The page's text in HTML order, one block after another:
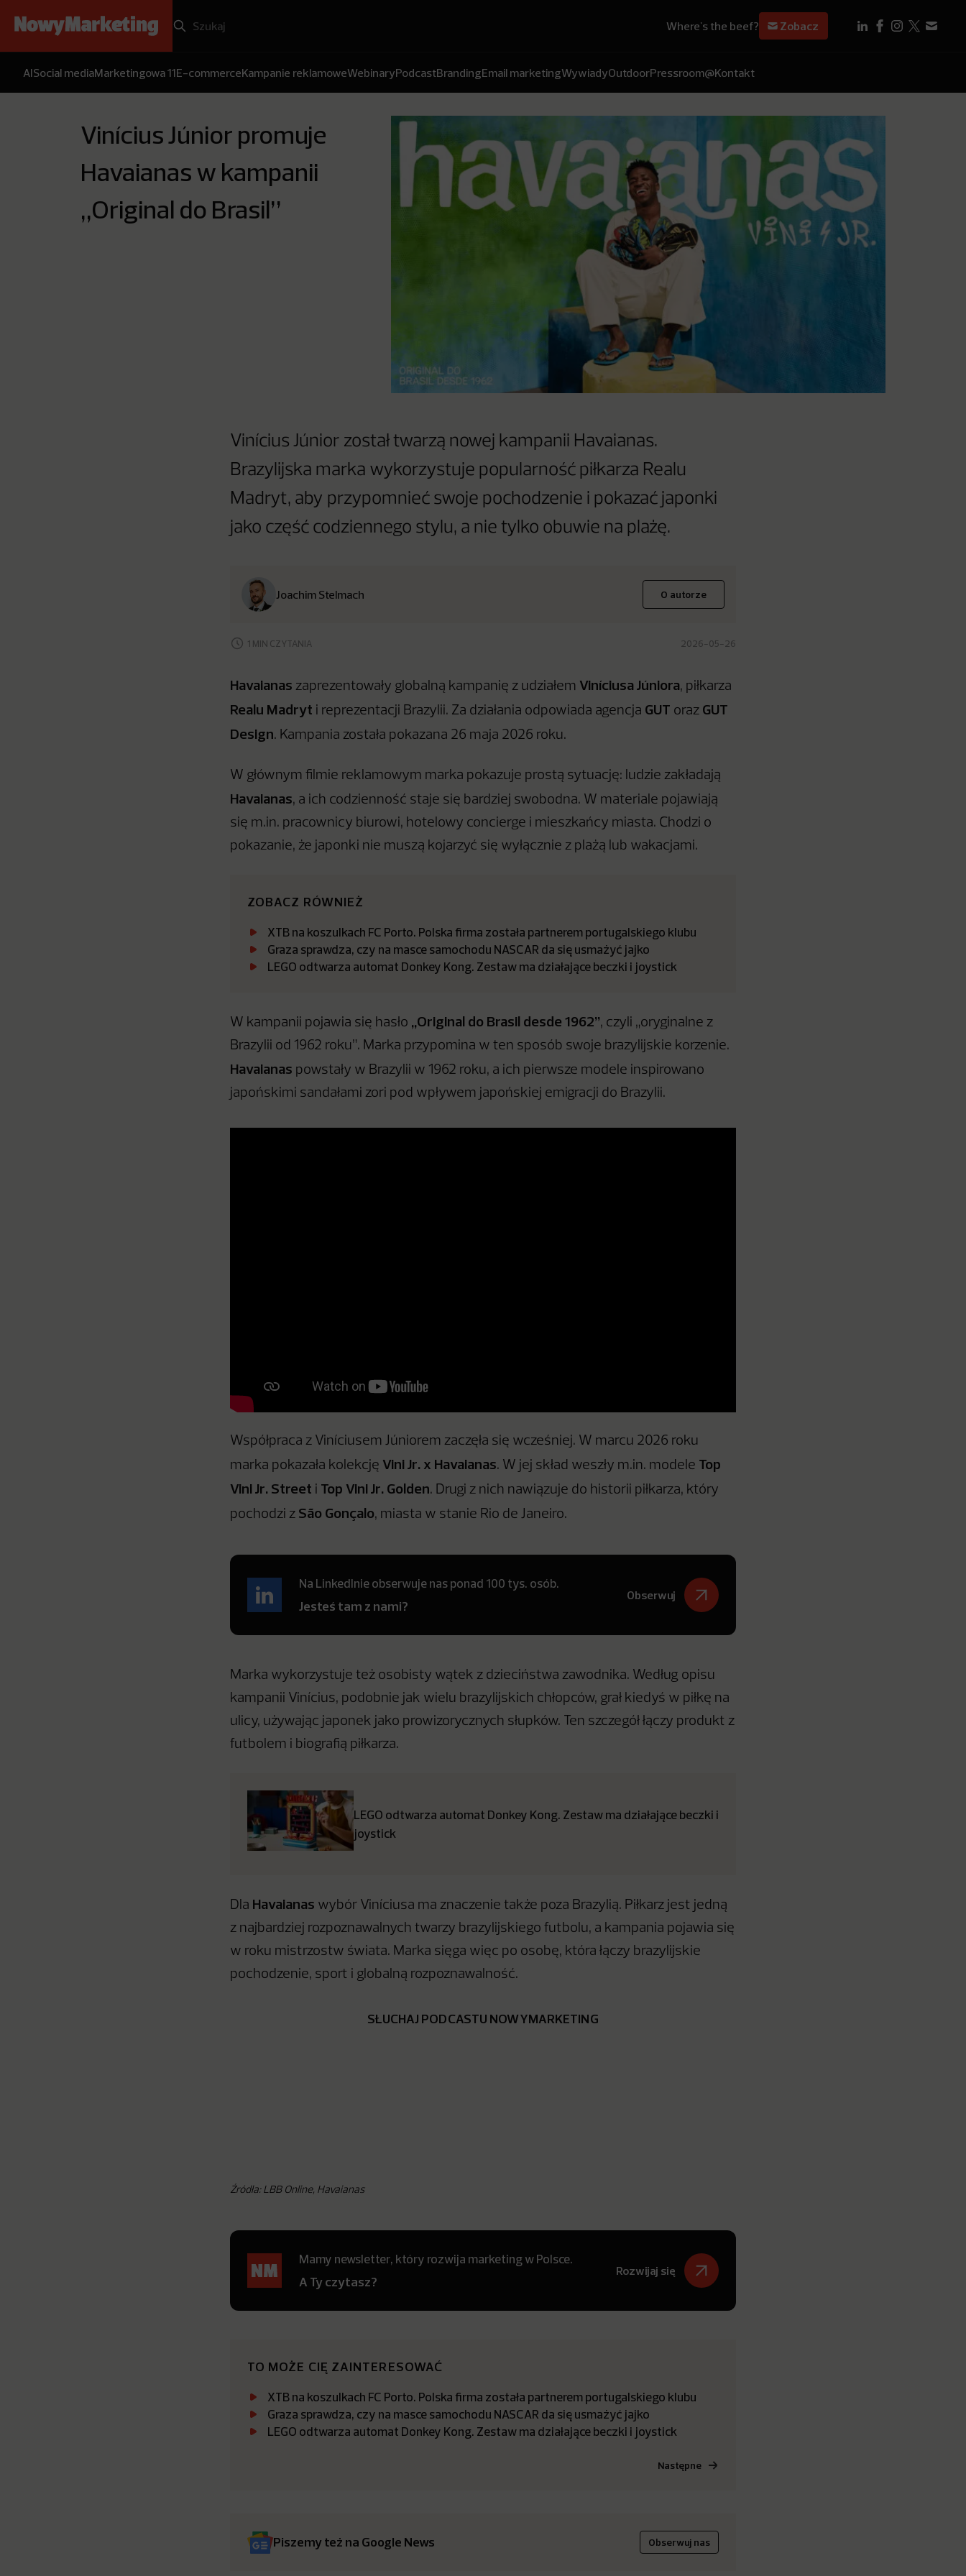
Where's the beef? Zobacz
AISocial mediaMarketingowa 11E-commerceKampanie reklamoweWebinaryPodcastBrandingEmail marketingWywiadyOutdoorPressroom@Kontakt
Vinícius Júnior promuje
Havaianas w kampanii
„Original do Brasil”
Vinícius Júnior został twarzą nowej kampanii Havaianas.
Brazylijska marka wykorzystuje popularność piłkarza Realu
Madryt, aby przypomnieć swoje pochodzenie i pokazać japonki
jako część codziennego stylu, a nie tylko obuwie na plażę.
Joachim Stelmach O autorze
1 MIN CZYTANIA 2026-05-26
Havaianas zaprezentowały globalną kampanię z udziałem Viníciusa Júniora, piłkarza
Realu Madryt i reprezentacji Brazylii. Za działania odpowiada agencja GUT oraz GUT
Design. Kampania została pokazana 26 maja 2026 roku.
W głównym filmie reklamowym marka pokazuje prostą sytuację: ludzie zakładają
Havaianas, a ich codzienność staje się bardziej swobodna. W materiale pojawiają
się m.in. pracownicy biurowi, hotelowy concierge i mieszkańcy miasta. Chodzi o
pokazanie, że japonki nie muszą kojarzyć się wyłącznie z plażą lub wakacjami.
ZOBACZ RÓWNIEŻ
XTB na koszulkach FC Porto. Polska firma została partnerem portugalskiego klubu
Graza sprawdza, czy na masce samochodu NASCAR da się usmażyć jajko
LEGO odtwarza automat Donkey Kong. Zestaw ma działające beczki i joystick
W kampanii pojawia się hasło „Original do Brasil desde 1962”, czyli „oryginalne z
Brazylii od 1962 roku”. Marka przypomina w ten sposób swoje brazylijskie korzenie.
Havaianas powstały w Brazylii w 1962 roku, a ich pierwsze modele inspirowano
japońskimi sandałami zori pod wpływem japońskiej emigracji do Brazylii.
Współpraca z Viníciusem Júniorem zaczęła się wcześniej. W marcu 2026 roku
marka pokazała kolekcję Vini Jr. x Havaianas. W jej skład weszły m.in. modele Top
Vini Jr. Street i Top Vini Jr. Golden. Drugi z nich nawiązuje do historii piłkarza, który
pochodzi z São Gonçalo, miasta w stanie Rio de Janeiro.
Na LinkedInie obserwuje nas ponad 100 tys. osób.
Jesteś tam z nami?
Obserwuj
Marka wykorzystuje też osobisty wątek z dzieciństwa zawodnika. Według opisu
kampanii Vinícius, podobnie jak wielu brazylijskich chłopców, grał kiedyś w piłkę na
ulicy, używając japonek jako prowizorycznych słupków. Ten szczegół łączy produkt z
futbolem i biografią piłkarza.
LEGO odtwarza automat Donkey Kong. Zestaw ma działające beczki i
joystick
Dla Havaianas wybór Viníciusa ma znaczenie także poza Brazylią. Piłkarz jest jedną
z najbardziej rozpoznawalnych twarzy brazylijskiego futbolu, a kampania pojawia się
w roku mistrzostw świata. Marka sięga więc po osobę, która łączy brazylijskie
pochodzenie, sport i globalną rozpoznawalność.
SŁUCHAJ PODCASTU NOWYMARKETING
Źródła: LBB Online, Havaianas
Mamy newsletter, który rozwija marketing w Polsce.
A Ty czytasz?
Rozwijaj się
TO MOŻE CIĘ ZAINTERESOWAĆ
XTB na koszulkach FC Porto. Polska firma została partnerem portugalskiego klubu
Graza sprawdza, czy na masce samochodu NASCAR da się usmażyć jajko
LEGO odtwarza automat Donkey Kong. Zestaw ma działające beczki i joystick
Następne
Piszemy też na Google News Obserwuj nas